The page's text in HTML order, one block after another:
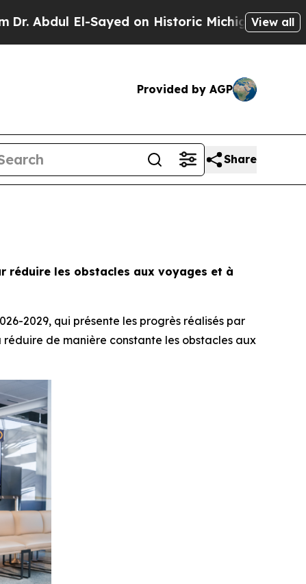
on Historic Michigan Win: “People Are
View all
Provided by AGP
Share
réduire les obstacles aux voyages et à
2029, qui présente les progrès réalisés par
de manière constante les obstacles aux